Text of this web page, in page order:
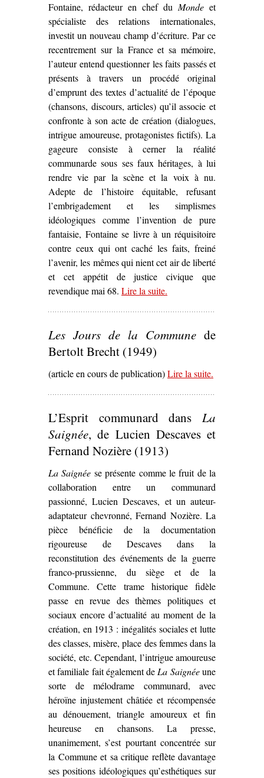
Fontaine, rédacteur en chef duMonde et
spécialiste des relations internationales,
investit un nouveau champ d’écriture. Par ce
recentrement sur la France et sa mémoire,
l’auteur entend questionner les faits passés et
présents à travers un procédé original
d’emprunt des textes d’actualité de l’époque
(chansons, discours, articles) qu’il associe et
confronte à son acte de création (dialogues,
intrigue amoureuse, protagonistes fictifs). La
gageure consiste à cerner la réalité
communarde sous ses faux héritages, à lui
rendre vie par la scène et la voix à nu.
Adepte de l’histoire équitable, refusant
l’embrigadement et les simplismes
idéologiques comme l’invention de pure
fantaisie, Fontaine se livre à un réquisitoire
contre ceux qui ont caché les faits, freiné
l’avenir, les mêmes qui nient cet air de liberté
et cet appétit de justice civique que
revendique mai 68. Lire la suite– ‘Sur
.
Les Jours de la Commune de
Bertolt Brecht (1949)
(article en cours de publication)Lire la suite– ‘
Bertolt Brecht
(1949)’
.
L’Esprit communard dans La
Saignée, de Lucien Descaves et
Fernand Nozière (1913)
La Saignée se présente comme le fruit de la
collaboration entre un communard
passionné, Lucien Descaves, et un auteur-
adaptateur chevronné, Fernand Nozière. La
pièce bénéficie de la documentation
rigoureuse de Descaves dans la
reconstitution des événements de la guerre
franco-prussienne, du siège et de la
Commune. Cette trame historique fidèle
passe en revue des thèmes politiques et
sociaux encore d’actualité au moment de la
création, en 1913 : inégalités sociales et lutte
des classes, misère, place des femmes dans la
société, etc. Cependant, l’intrigue amoureuse
et familiale fait également deLa Saignéeune
sorte de mélodrame communard, avec
héroïne injustement châtiée et récompensée
au dénouement, triangle amoureux et fin
heureuse en chansons. La presse,
unanimement, s’est pourtant concentrée sur
la Commune et sa critique reflète davantage
ses positions idéologiques qu’esthétiques sur